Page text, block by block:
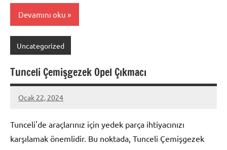
Devamını oku
Uncategorized
Tunceli Çemişgezek Opel Çıkmacı
Ocak 22, 2024
admin
Tunceli'de araçlarınız için yedek parça ihtiyacınızı
karşılamak önemlidir. Bu noktada, Tunceli Çemişgezek